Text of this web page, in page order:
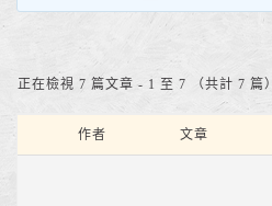
正在檢視 7 篇文章 - 1 至 7 （共計 7 篇）
作者 文章